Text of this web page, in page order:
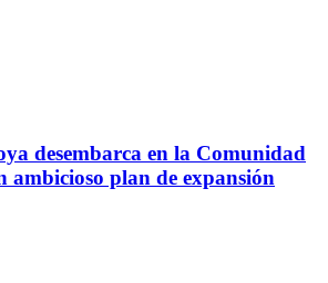
desembarca en la Comunidad
ambicioso plan de expansión